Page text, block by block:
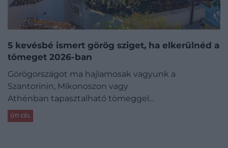
5 kevésbé ismert görög sziget, ha elkerülnéd a
tömeget 2026-ban
Görögországot ma hajlamosak vagyunk a
Szantorinin, Míkonoszon vagy
Athénban tapasztalható tömeggel…
ÚTI CÉL